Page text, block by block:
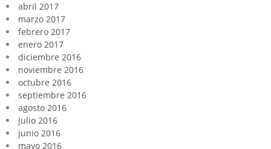
abril 2017
marzo 2017
febrero 2017
enero 2017
diciembre 2016
noviembre 2016
octubre 2016
septiembre 2016
agosto 2016
julio 2016
junio 2016
mayo 2016